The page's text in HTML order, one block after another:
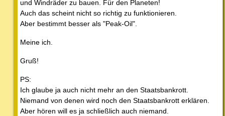
und Windräder zu bauen. Für den Planeten!
Auch das scheint nicht so richtig zu funktionieren.
Aber bestimmt besser als "Peak-Oil".
Meine ich.
Gruß!
PS:
Ich glaube ja auch nicht mehr an den Staatsbankrott.
Niemand von denen wird noch den Staatsbankrott erklären.
Aber hören will es ja schließlich auch niemand.